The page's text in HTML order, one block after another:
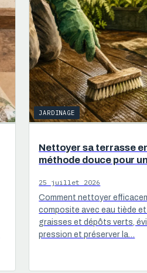
JARDINAGE
Nettoyer sa terrasse
méthode douce pour
25 juillet 2026
Comment nettoyer
composite avec eau tiède
graisses et dépôts verts,
pression et préserver la…